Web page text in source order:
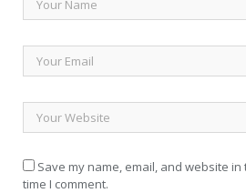
Save my name, email, and website
time I comment.